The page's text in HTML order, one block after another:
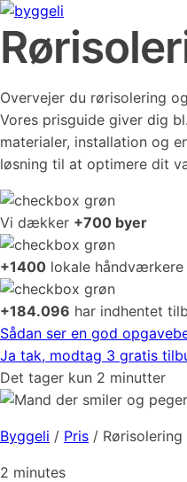
Overvejer du rørisolering
Vores prisguide giver dig
materialer, installation og
løsning til at optimere dit
Vi dækker +700 byer
+1400 lokale håndværkere
+184.096 har indhentet
Sådan ser en god
Ja tak, modtag 3 gratis
Det tager kun 2 minutter
Byggeli / Pris / Rørisolering
2 minutes